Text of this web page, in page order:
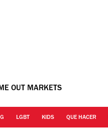
OUT MARKETS
LGBT KIDS QUE HACER